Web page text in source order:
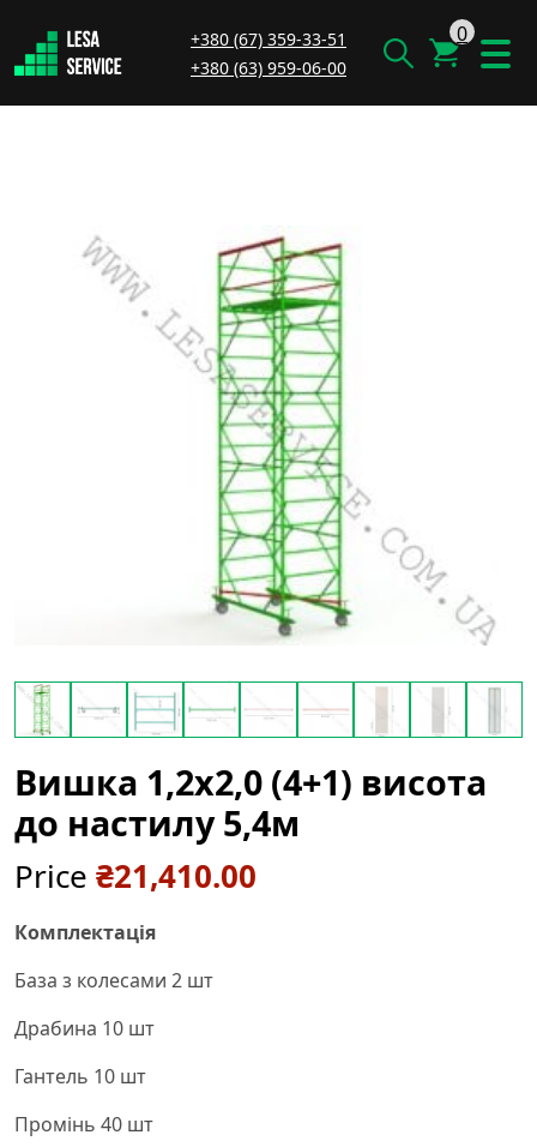
+380 (67) 359-33-51
+380 (63) 959-06-00
0
Вишка 1,2х2,0 (4+1) висота
до настилу 5,4м
Price ₴21,410.00
Комплектація
База з колесами 2 шт
Драбина 10 шт
Гантель 10 шт
Промінь 40 шт